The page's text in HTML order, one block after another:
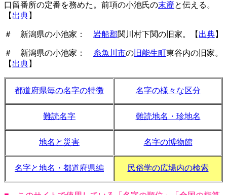
口留番所の定番を務めた。前項の小池氏の末裔と伝える。
【 出典】
＃ 新潟県の小池家： 岩船郡関川村下関の旧家。【 出典】
＃ 新潟県の小池家： 糸魚川市の 旧能生町東谷内の旧家。
【 出典】
都道府県毎の名字の特徴 名字の様々な区分
難読名字 難読地名・珍地名
地名と災害 名字の博物館
名字と地名・都道府県編 民俗学の広場内の検索